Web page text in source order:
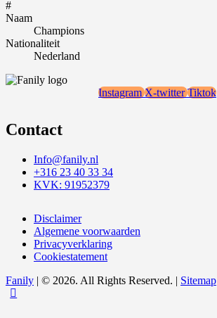
#
Naam
Champions
Nationaliteit
Nederland
Instagram X-twitter Tiktok
Contact
Info@fanily.nl
+316 23 40 33 34
KVK: 91952379
Disclaimer
Algemene voorwaarden
Privacyverklaring
Cookiestatement
Fanily | © 2026. All Rights Reserved. | Sitemap